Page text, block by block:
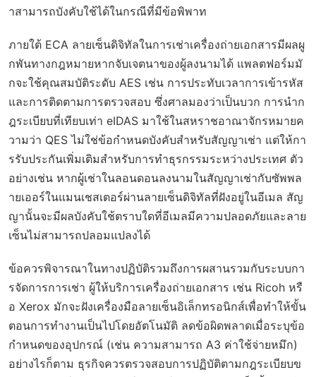
าสามารถบังคับใช้ได้ในกรณีที่มีข้อพิพาท
ภายใต้ ECA ลายเซ็นดิจิทัลในการเช่าเครื่องถ่ายเอกสารมีผลผู
กพันทางกฎหมายหากจับเจตนาของผู้ลงนามได้ แพลตฟอร์มมั
กจะใช้คุณสมบัติระดับ AES เช่น การประทับเวลาการเข้ารหัส
และการติดตามการตรวจสอบ ซึ่งศาลมองว่าเป็นบวก การนำก
ฎระเบียบที่เทียบเท่า eIDAS มาใช้ในสหราชอาณาจักรหมายค
วามว่า QES ไม่ใช่ข้อกำหนดบังคับสำหรับสัญญาเช่า แต่ให้กา
รรับประกันเพิ่มเติมสำหรับการทำธุรกรรมระหว่างประเทศ ตัว
อย่างเช่น หากผู้เช่าในลอนดอนลงนามในสัญญาเช่ากับซัพพล
ายเออร์ในแมนเชสเตอร์ผ่านลายเซ็นดิจิทัลที่ฝังอยู่ในอีเมล สัญ
ญานั้นจะมีผลบังคับใช้ตราบใดที่อีเมลมีความปลอดภัยและลาย
เซ็นไม่สามารถปลอมแปลงได้
ข้อควรพิจารณาในทางปฏิบัติรวมถึงการผสานรวมกับระบบกา
รจัดการการเช่า ผู้ให้บริการเครื่องถ่ายเอกสาร เช่น Ricoh หรื
อ Xerox มักจะฝังเครื่องมือลายเซ็นอิเล็กทรอนิกส์เพื่อทำให้ขั้น
ตอนการทำงานเป็นไปโดยอัตโนมัติ ลดข้อผิดพลาดเมื่อระบุข้อ
กำหนดของอุปกรณ์ (เช่น ความสามารถ A3 ค่าใช้จ่ายหมึก)
อย่างไรก็ตาม ธุรกิจควรตรวจสอบการปฏิบัติตามกฎระเบียบข